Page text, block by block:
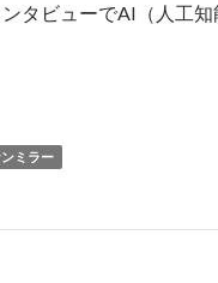
タビューでAI（人工
ケンミラー氏: AIはフ
ミラー